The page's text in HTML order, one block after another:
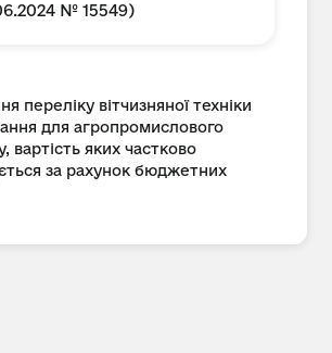
№ 15549)
переліку вітчизняної техніки
для агропромислового
вартість яких частково
за рахунок бюджетних